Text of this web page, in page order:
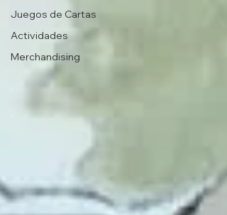
Juegos de Cartas
Actividades
Merchandising